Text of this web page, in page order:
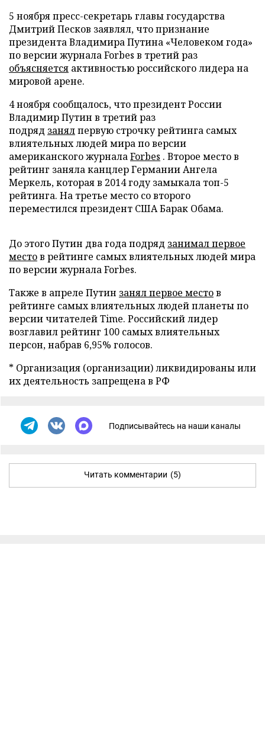
5 ноября пресс-секретарь главы государства
Дмитрий Песков заявлял, что признание
президента Владимира Путина «Человеком года»
по версии журнала Forbes в третий раз
объясняется активностью российского лидера на
мировой арене.
4 ноября сообщалось, что президент России
Владимир Путин в третий раз
подряд занялпервую строчку рейтинга самых
влиятельных людей мира по версии
американского журналаForbes . Второе место в
рейтинг заняла канцлер Германии Ангела
Меркель, которая в 2014 году замыкала топ-5
рейтинга. На третье место со второго
переместился президент США Барак Обама.
До этого Путин два года подряд занимал первое
местов рейтинге самых влиятельных людей мира
по версии журнала Forbes.
Также в апреле Путин занял первое местов
рейтинге самых влиятельных людей планеты по
версии читателей Time. Российский лидер
возглавил рейтинг 100 самых влиятельных
персон, набрав 6,95% голосов.
* Организация (организации) ликвидированы или
их деятельность запрещена в РФ
Подписывайтесь на наши каналы
Читать комментарии (5)